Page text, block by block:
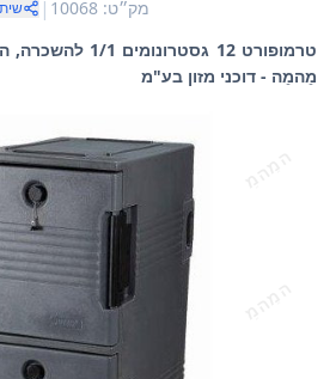
מק״ט:
10068
|
טרמופורט 12
מֵהמֵה - דוכני מזון בע"מ